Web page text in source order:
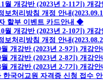
월 개강반 (2023년 2-11기) 개강
보처리방침 개정 안내
할부 이벤트 카드안내 ◆
월 개강반 (2023년 2-10기) 개강
보처리방침 개정 안내
개강반 (2023년 2-9기) 개강안
개강반 (2023년 2-8기) 개강안
개강반 (2023년 2-7기) 개강안
한국어교원 자격증 신청 접수